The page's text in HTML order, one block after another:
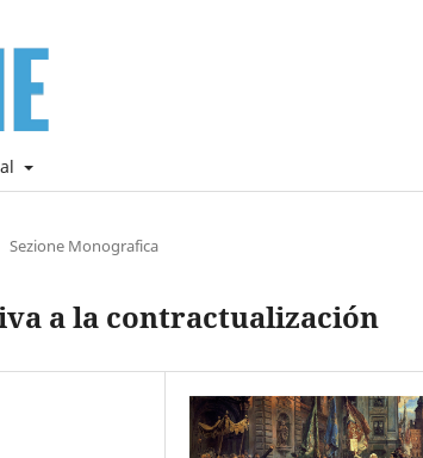
Sezione Monografica
a la contractualización